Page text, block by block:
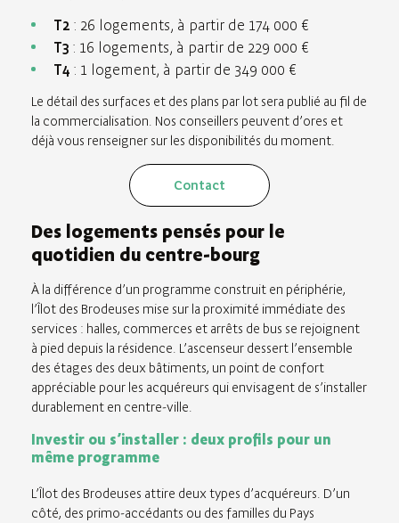
T2 : 26 logements, à partir de 174 000 €
T3 : 16 logements, à partir de 229 000 €
T4 : 1 logement, à partir de 349 000 €
Le détail des surfaces et des plans par lot sera publié au fil de
la commercialisation. Nos conseillers peuvent d’ores et
déjà vous renseigner sur les disponibilités du moment.
Contact
Des logements pensés pour le
quotidien du centre-bourg
À la différence d’un programme construit en périphérie,
l’Îlot des Brodeuses mise sur la proximité immédiate des
services : halles, commerces et arrêts de bus se rejoignent
à pied depuis la résidence. L’ascenseur dessert l’ensemble
des étages des deux bâtiments, un point de confort
appréciable pour les acquéreurs qui envisagent de s’installer
durablement en centre-ville.
Investir ou s’installer : deux profils pour un
même programme
L’Îlot des Brodeuses attire deux types d’acquéreurs. D’un
côté, des primo-accédants ou des familles du Pays